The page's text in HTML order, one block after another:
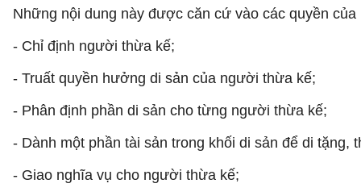
Những nội dung này được căn cứ vào các quyền
- Chỉ định người thừa kế;
- Truất quyền hưởng di sản của người thừa kế;
- Phân định phần di sản cho từng người thừa kế;
- Dành một phần tài sản trong khối di sản để di tặng,
- Giao nghĩa vụ cho người thừa kế;